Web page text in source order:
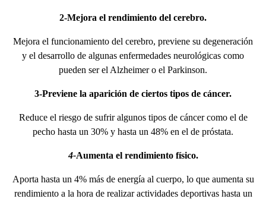
2-Mejora el rendimiento del cerebro.
Mejora el funcionamiento del cerebro, previene su degeneración
y el desarrollo de algunas enfermedades neurológicas como
pueden ser el Alzheimer o el Parkinson.
3-Previene la aparición de ciertos tipos de cáncer.
Reduce el riesgo de sufrir algunos tipos de cáncer como el de
pecho hasta un 30% y hasta un 48% en el de próstata.
4-Aumenta el rendimiento físico.
Aporta hasta un 4% más de energía al cuerpo, lo que aumenta su
rendimiento a la hora de realizar actividades deportivas hasta un